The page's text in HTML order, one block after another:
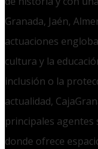
Granada, Jaén,
actuaciones
cultura y la
inclusión o la
actualidad,
principales agentes
donde ofrece